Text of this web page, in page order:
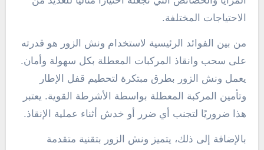
الاحتياجات المختلفة.
من بين الفوائد الرئيسية لاستخدام ونش الزور هو قدرته
على سحب وانقاذ المركبات المعطلة بكل سهولة وأمان.
يعمل ونش الزور بطرق مبتكرة لتحطيم قفل الإطار
وتأمين المركبة المعطلة بواسطة الأشرطة القوية. يعتبر
هذا ضروريًا لتجنب أي ضرر أو خدش أثناء عملية الإنقاذ.
بالإضافة إلى ذلك، يتميز ونش الزور بتقنية متقدمة